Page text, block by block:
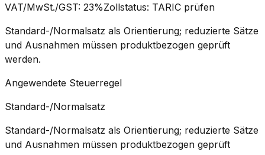
VAT/MwSt./GST: 23%Zollstatus: TARIC prüfen
Standard-/Normalsatz als Orientierung; reduzierte Sätze
und Ausnahmen müssen produktbezogen geprüft
werden.
Angewendete Steuerregel
Standard-/Normalsatz
Standard-/Normalsatz als Orientierung; reduzierte Sätze
und Ausnahmen müssen produktbezogen geprüft